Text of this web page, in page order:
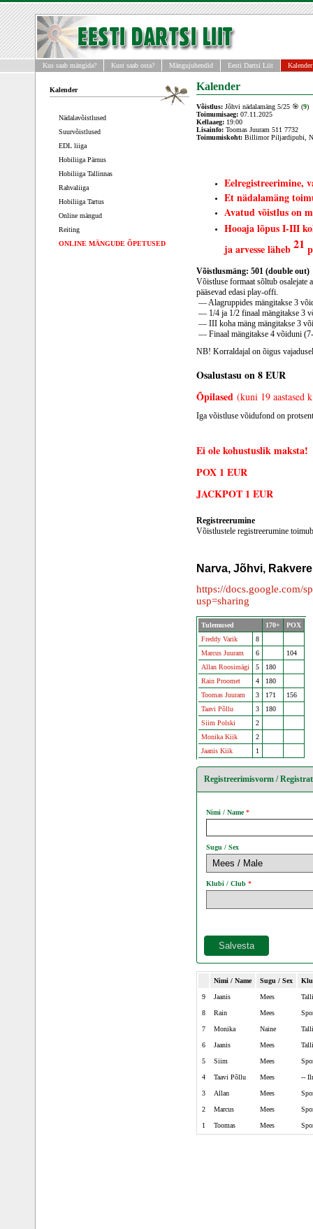
Kus saab mängida? Kust saab osta? Mängujuhendid Eesti Dartsi Liit Kalender
Kalender
Nädalavõistlused
Suurvõistlused
EDL liiga
Hobiliiga Pärnus
Hobiliiga Tallinnas
Rahvaliiga
Hobiliiga Tartus
Online mängud
Reiting
ONLINE MÄNGUDE ÕPETUSED
Kalender
Võistlus: Jõhvi nädalamäng 5/25 🎯 (9)
Toimumisaeg: 07.11.2025
Kellaaeg: 19:00
Lisainfo: Toomas Juuram 511 7732
Toimumiskoht: Billimor Piljardipubi,
Eelregistreerimine,
Et nädalamäng
Avatud võistlus on
Hooaja lõpus I-III
ja arvesse läheb 21
Võistlusmäng: 501 (double out)
Võistluse formaat sõltub osalejate
pääsevad edasi play-offi.
— Alagruppides mängitakse 3
— 1/4 ja 1/2 finaal mängitakse 3
— III koha mäng mängitakse 3
— Finaal mängitakse 4 võiduni
NB! Korraldajal on õigus
Osalustasu on 8 EUR
Õpilased (kuni 19 aastased
Iga võistluse võidufond on
Ei ole kohustuslik maksta!
POX 1 EUR
JACKPOT 1 EUR
Registreerumine
Võistlustele registreerumine
Narva, Jõhvi,
https://docs.google.com/
usp=sharing
Tulemused 170+
POX
Freddy Varik
8
Marcus Juuram
6
104
Allan Roosimägi
5
180
Rain Proomet
4
180
Toomas Juuram
3 171
156
Taavi Põllu
3
180
Siim Polski
2
Monika Kiik
2
Jaanis Kiik
1
Registreerimisvorm /
Nimi / Name
Sugu / Sex
Klubi / Club
Nimi / Name Sugu / Sex
9 Jaanis Mees
8 Rain Mees
7 Monika Naine
6 Jaanis Mees
5 Siim Mees
4 Taavi Põllu Mees --
3 Allan Mees
2 Marcus Mees
1 Toomas Mees